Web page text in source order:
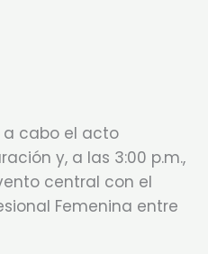
a cabo el acto
y, a las 3:00 p.m.,
central con el
Femenina entre